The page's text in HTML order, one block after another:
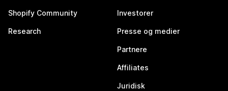
Shopify Community
Research
Investorer
Presse og medier
Partnere
Affiliates
Juridisk